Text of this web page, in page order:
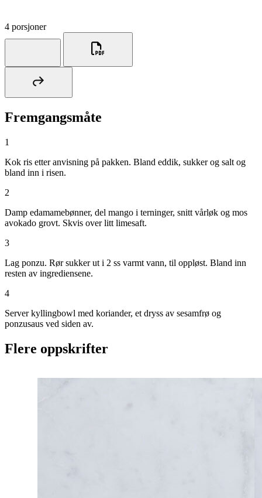
4 porsjoner
Fremgangsmåte
1
Kok ris etter anvisning på pakken. Bland eddik, sukker og salt og
bland inn i risen.
2
Damp edamamebønner, del mango i terninger, snitt vårløk og mos
avokado grovt. Skvis over litt limesaft.
3
Lag ponzu. Rør sukker ut i 2 ss varmt vann, til oppløst. Bland inn
resten av ingrediensene.
4
Server kyllingbowl med koriander, et dryss av sesamfrø og
ponzusaus ved siden av.
Flere oppskrifter